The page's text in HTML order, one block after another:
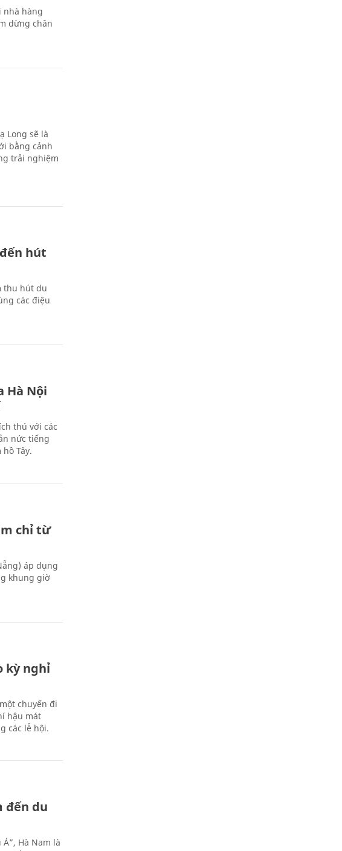
nhà hàng
dừng chân
Long sẽ là
bằng cảnh
trải nghiệm
hút
thu hút du
các điệu
Hà Nội
thú với các
nức tiếng
Tây.
chỉ từ
áp dụng
khung giờ
kỳ nghỉ
chuyến đi
hậu mát
các lễ hội.
đến du
Hà Nam là